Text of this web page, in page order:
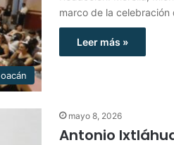
marco de la
Leer más »
mayo 8, 2026
Antonio